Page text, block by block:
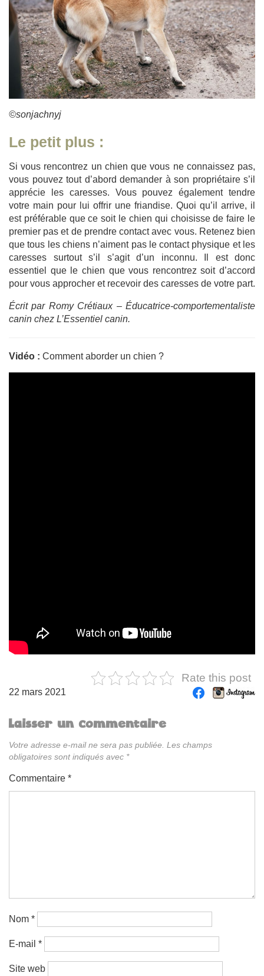
©sonjachnyj
Le petit plus :
Si vous rencontrez un chien que vous ne connaissez pas,
vous pouvez tout d’abord demander à son propriétaire s’il
apprécie les caresses. Vous pouvez également tendre
votre main pour lui offrir une friandise. Quoi qu’il arrive, il
est préférable que ce soit le chien qui choisisse de faire le
premier pas et de prendre contact avec vous. Retenez bien
que tous les chiens n’aiment pas le contact physique et les
caresses surtout s’il s’agit d’un inconnu. Il est donc
essentiel que le chien que vous rencontrez soit d’accord
pour vous approcher et recevoir des caresses de votre part.
Écrit par Romy Crétiaux – Éducatrice-comportementaliste
canin chez L’Essentiel canin.
Vidéo : Comment aborder un chien ?
Rate this post
22 mars 2021
Laisser un commentaire
Votre adresse e-mail ne sera pas publiée. Les champs
obligatoires sont indiqués avec *
Commentaire *
Nom *
E-mail *
Site web